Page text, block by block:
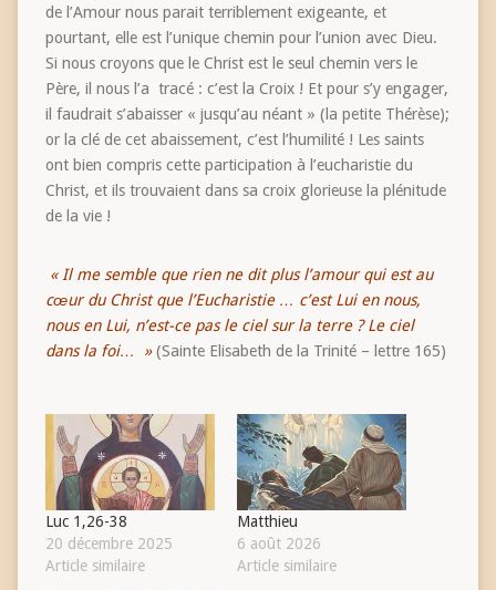
de l’Amour nous parait terriblement exigeante, et
pourtant, elle est l’unique chemin pour l’union avec Dieu.
Si nous croyons que le Christ est le seul chemin vers le
Père, il nous l’a tracé : c’est la Croix ! Et pour s’y engager,
il faudrait s’abaisser « jusqu’au néant » (la petite Thérèse);
or la clé de cet abaissement, c’est l’humilité ! Les saints
ont bien compris cette participation à l’eucharistie du
Christ, et ils trouvaient dans sa croix glorieuse la plénitude
de la vie !
« Il me semble que rien ne dit plus l’amour qui est au
cœur du Christ que l’Eucharistie … c’est Lui en nous,
nous en Lui, n’est-ce pas le ciel sur la terre ? Le ciel
dans la foi… »(Sainte Elisabeth de la Trinité – lettre 165)
Luc 1,26-38
20 décembre 2025
Article similaire
Matthieu
6 août 2026
Article similaire